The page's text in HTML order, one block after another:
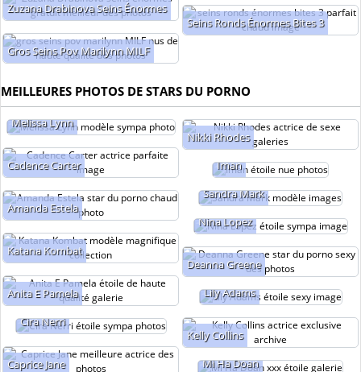
Zuzana Drabinova Seins Énormes
Seins Ronds Énormes Bites 3
Gros Seins Pov Marilynn MILF
MEILLEURES PHOTOS DE STARS DU PORNO
Melissa Lynn
Nikki Rhodes
Cadence Carter
Iman
Amanda Estela
Sandra Mark
Nina Lopez
Katana Kombat
Deanna Greene
Anita E Pamela
Lily Adams
Kelly Collins
Cira Nerri
Caprice Jane
Mi Ha Doan